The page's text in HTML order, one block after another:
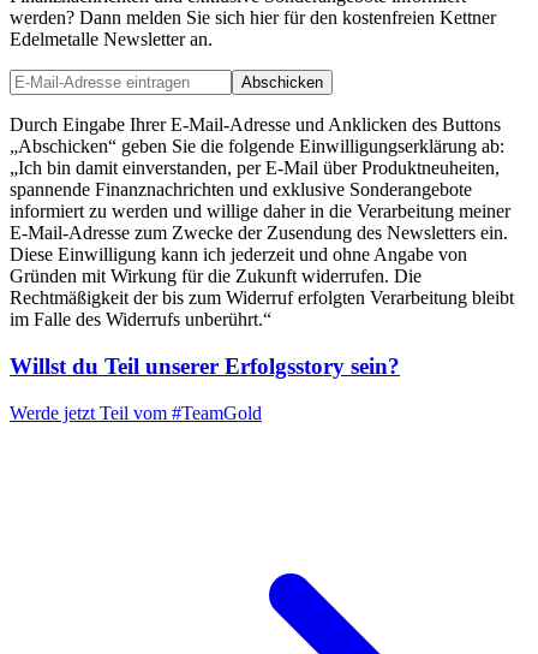
werden? Dann melden Sie sich hier für den kostenfreien Kettner
Edelmetalle Newsletter an.
Abschicken
Durch Eingabe Ihrer E-Mail-Adresse und Anklicken des Buttons
„Abschicken“ geben Sie die folgende Einwilligungserklärung ab:
„Ich bin damit einverstanden, per E-Mail über Produktneuheiten,
spannende Finanznachrichten und exklusive Sonderangebote
informiert zu werden und willige daher in die Verarbeitung meiner
E-Mail-Adresse zum Zwecke der Zusendung des Newsletters ein.
Diese Einwilligung kann ich jederzeit und ohne Angabe von
Gründen mit Wirkung für die Zukunft widerrufen. Die
Rechtmäßigkeit der bis zum Widerruf erfolgten Verarbeitung bleibt
im Falle des Widerrufs unberührt.“
Willst du Teil unserer Erfolgsstory sein?
Werde jetzt Teil vom #TeamGold